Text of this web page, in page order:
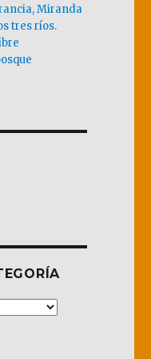
Miranda
tres ríos.